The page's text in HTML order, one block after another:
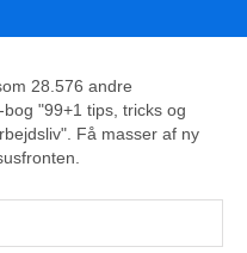
28.576 andre
"99+1 tips, tricks og
Få masser af ny